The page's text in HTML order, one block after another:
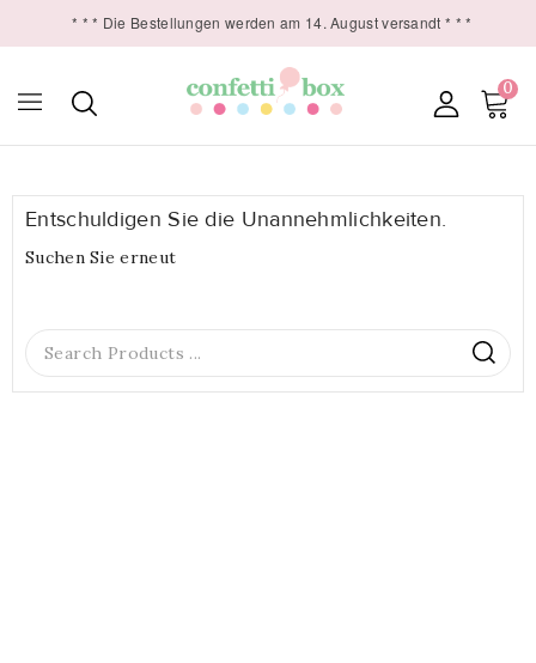
* * * Die Bestellungen werden am 14. August versandt * * *
0
Entschuldigen Sie die Unannehmlichkeiten.
Suchen Sie erneut